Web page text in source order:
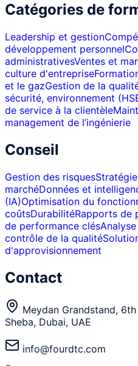
Catégories de
Leadership et gestion
développement personnel
administrativesVentes et
culture d'entreprise
et le gazGestion de la
sécurité, environnement
de service à la clientèle
management de l’ingénierie
Conseil
Gestion des risques
marchéDonnées et
(IA)Optimisation du
coûtsDurabilitéRapports de
de performance clés
contrôle de la qualité
d'approvisionnement
Contact
Meydan Grandstand,
Sheba, Dubai, UAE
info@fourdtc.com